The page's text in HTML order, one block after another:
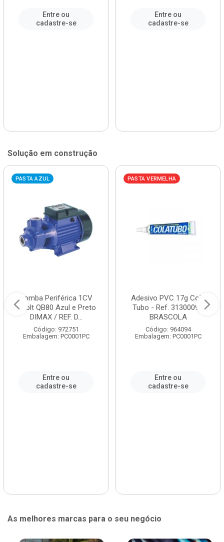
Entre ou
cadastre-se
Entre ou
cadastre-se
Solução em construção
PASTA AZUL
Bomba Periférica 1CV
Bivolt QB80 Azul e Preto
DIMAX / REF. D...
Código: 972751
Embalagem: PC0001PC
Entre ou
cadastre-se
PASTA VERMELHA
Adesivo PVC 17g Cola
Tubo - Ref. 3130009 -
BRASCOLA
Código: 964094
Embalagem: PC0001PC
Entre ou
cadastre-se
As melhores marcas para o seu negócio